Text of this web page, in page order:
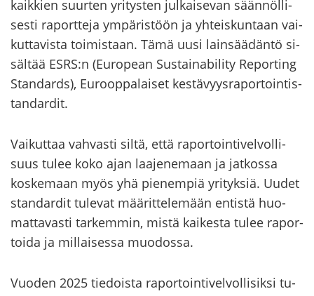
kaik­kien suur­ten yri­tys­ten jul­kai­se­van sään­nöl­li­
ses­ti ra­port­te­ja ym­pä­ris­töön ja yh­teis­kun­taan vai­
kut­ta­vis­ta toi­mis­taan. Tämä uusi lain­sää­dän­tö si­
säl­tää ESRS:n (Eu­ro­pean Sus­tai­na­bi­li­ty Re­por­ting
Stan­dards), Eu­roop­pa­lai­set kes­tä­vyys­ra­por­toin­tis­
tan­dar­dit.
Vai­kut­taa vah­vas­ti siltä, että ra­por­toin­ti­vel­vol­li­
suus tulee koko ajan laa­je­ne­maan ja jat­kos­sa
kos­ke­maan myös yhä pie­nem­piä yri­tyk­siä. Uudet
stan­dar­dit tu­le­vat mää­rit­te­le­mään en­tis­tä huo­
mat­ta­vas­ti tar­kem­min, mistä kai­kes­ta tulee ra­por­
toi­da ja mil­lai­ses­sa muo­dos­sa.
Vuo­den 2025 tie­dois­ta ra­por­toin­ti­vel­vol­li­sik­si tu­